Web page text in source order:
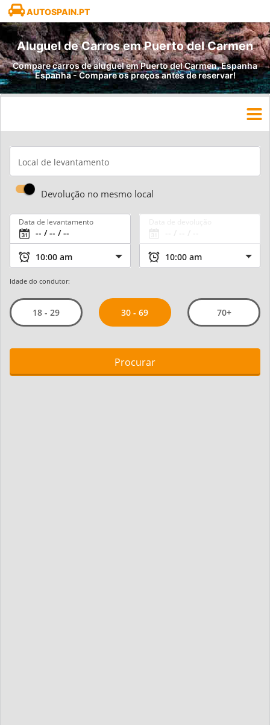
AUTOSPAIN.PT
Aluguel de Carros em Puerto del Carmen
Compare carros de aluguel em Puerto del Carmen, Espanha
Espanha - Compare os preços antes de reservar!
Local de levantamento
Devolução no mesmo local
Data de levantamento
Idade do condutor:
18 - 29 30 - 69 70+
Procurar